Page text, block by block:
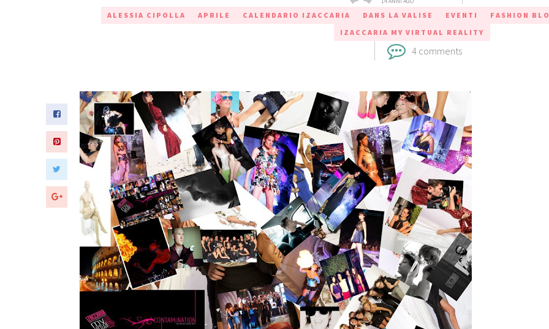
ALESSIA CIPOLLA APRILE CALENDARIO IZACCARIA DANS LA VALISE EVENTI FASHION
IZACCARIA MY VIRTUAL REALITY
4 comments